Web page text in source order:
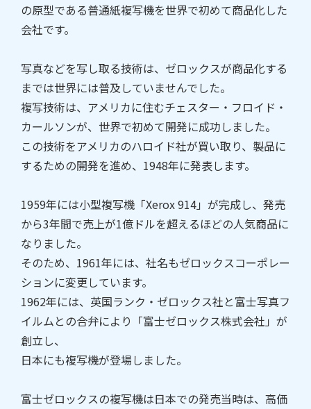
の原型である普通紙複写機を世界で初めて商品化した
会社です。
写真などを写し取る技術は、ゼロックスが商品化する
までは世界には普及していませんでした。
複写技術は、アメリカに住むチェスター・フロイド・
カールソンが、世界で初めて開発に成功しました。
この技術をアメリカのハロイド社が買い取り、製品に
するための開発を進め、1948年に発表します。
1959年には小型複写機「Xerox 914」が完成し、発売
から3年間で売上が1億ドルを超えるほどの人気商品に
なりました。
そのため、1961年には、社名もゼロックスコーポレー
ションに変更しています。
1962年には、英国ランク・ゼロックス社と富士写真フ
イルムとの合弁により「富士ゼロックス株式会社」が
創立し、
日本にも複写機が登場しました。
富士ゼロックスの複写機は日本での発売当時は、高価